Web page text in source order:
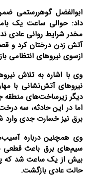
ابوالفضل گوهررستمی
داد:‌ حوالی ساعت یک
مخدر شرایط روانی عادی
آتش زدن درختان کرد و
ازسوی نیروهای انتظامی
وی با اشاره به تلاش
نیروهای آتش‌نشانی با
دیگر زیرساخت‌های منطقه
اما در این حادثه، سه
برق نیز خسارت جدی وارد
وی همچنین درباره
سیم‌های برق باعث قطعی
بیش از یک ساعت شد که
حالت عادی بازگشت.